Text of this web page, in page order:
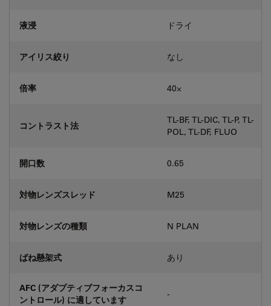
液浸 ドライ
アイリス絞り なし
倍率 40⨉
コントラスト法
TL-BF, TL-DIC, TL-P, TL-
POL, TL-DF, FLUO
開口数 0.65
対物レンズスレッド M25
対物レンズの種類 N PLAN
ばね懸架式 あり
AFC (アダプティブフォーカスコ
ントロール) に適しています
-